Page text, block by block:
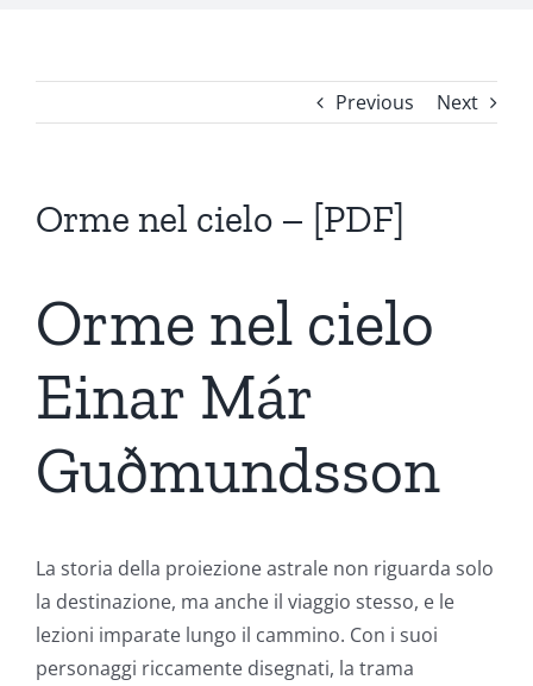
Previous Next
Orme nel cielo – [PDF]
Orme nel cielo
Einar Már
Guðmundsson
La storia della proiezione astrale non riguarda solo
la destinazione, ma anche il viaggio stesso, e le
lezioni imparate lungo il cammino. Con i suoi
personaggi riccamente disegnati, la trama